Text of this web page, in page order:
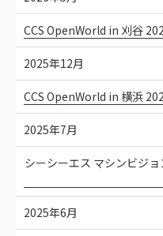
CCS OpenWorld in 刈谷
2025年12月
CCS OpenWorld in 横浜
2025年7月
シーシーエス マシンビジ
2025年6月